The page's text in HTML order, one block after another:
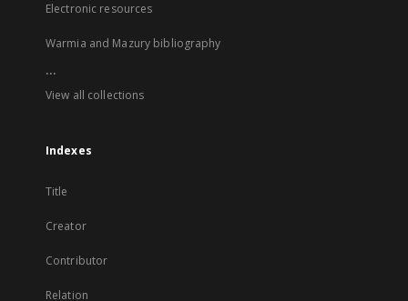
Electronic resources
Warmia and Mazury bibliography
...
View all collections
Indexes
Title
Creator
Contributor
Relation